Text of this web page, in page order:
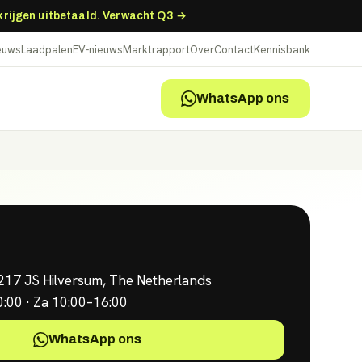
uitbetaald. Verwacht Q3 →
LaadpalenEV-nieuwsMarktrapportOverContactKennisbank
WhatsApp ons
JS Hilversum, The Netherlands
· Za 10:00–16:00
WhatsApp ons